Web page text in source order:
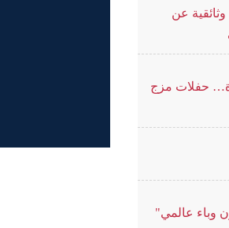
عن
حفلات مزج
وباء عالمي"